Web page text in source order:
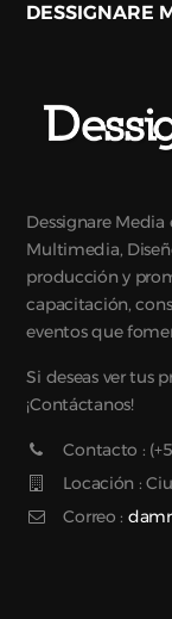
DESSIGNARE
Dessignare
Multimedia,
producción y
capacitación,
eventos que
Si deseas ver tus
¡Contáctanos!
Contacto :
Locación :
Correo :